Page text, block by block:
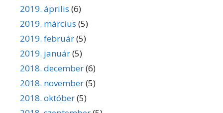
2019. április (6)
2019. március (5)
2019. február(5)
2019. január(5)
2018. december(6)
2018. november(5)
2018. október(5)